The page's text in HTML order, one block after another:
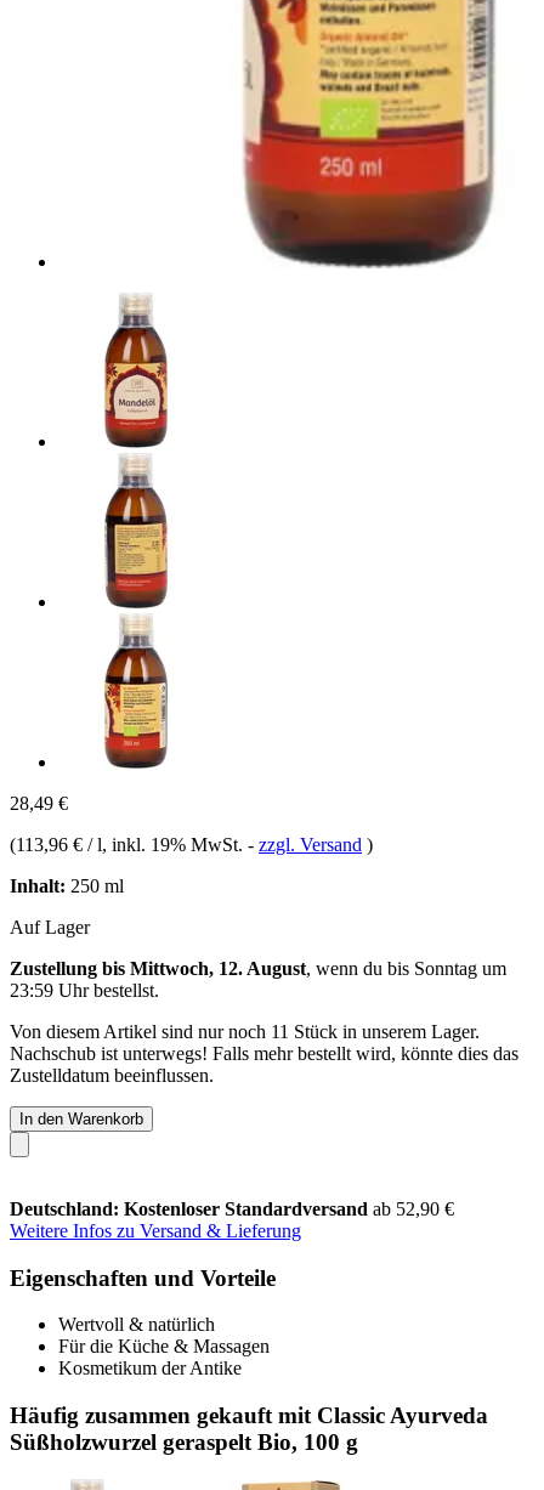
28,49 €
(113,96 € / l, inkl. 19% MwSt. - zzgl. Versand )
Inhalt: 250 ml
Auf Lager
Zustellung bis Mittwoch, 12. August, wenn du bis Sonntag um
23:59 Uhrbestellst.
Von diesem Artikel sind nur noch 11 Stück in unserem Lager.
Nachschub ist unterwegs! Falls mehr bestellt wird, könnte dies das
Zustelldatum beeinflussen.
In den Warenkorb
Deutschland: Kostenloser Standardversand ab 52,90 €
Weitere Infos zu Versand & Lieferung
Eigenschaften und Vorteile
Wertvoll & natürlich
Für die Küche & Massagen
Kosmetikum der Antike
Häufig zusammen gekauft mit Classic Ayurveda
Süßholzwurzel geraspelt Bio, 100 g